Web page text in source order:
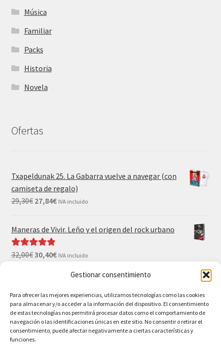
Gestionar consentimiento
Para ofrecer las mejores experiencias, utilizamos tecnologías como las cookies
para almacenar y/o acceder a la información del dispositivo. El consentimiento
de estas tecnologías nos permitirá procesar datos como el comportamiento de
navegación o las identificaciones únicas en este sitio. No consentir o retirar el
consentimiento, puede afectar negativamente a ciertas características y
funciones.
Música
Familiar
Packs
Historia
Novela
Ofertas
Txapeldunak 25. La Gabarra vuelve a navegar (con
camiseta de regalo)
29,30€ 27,84€ IVA incluido
Maneras de Vivir. Leño y el origen del rock urbano
Valorado con
32,00€30,40€ IVA incluido
camiseta y postales de regalo)
35,00€33,25€